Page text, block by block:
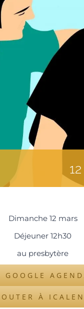
12
Dimanche 12 mars
Déjeuner 12h30
au presbytère
GOOGLE
À